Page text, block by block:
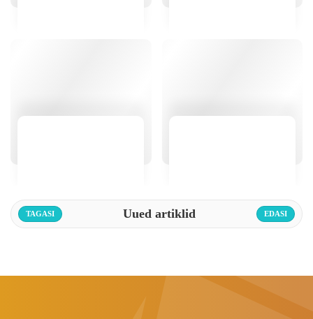
TAGASI Uued artiklid EDASI